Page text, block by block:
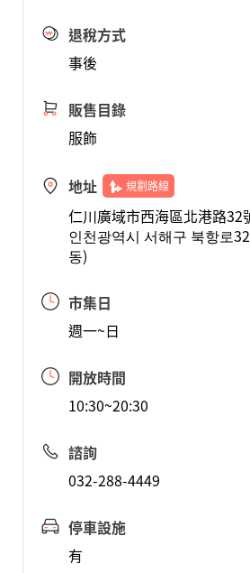
退稅方式
事後
販售目錄
服飾
地址 規劃路線
仁川廣域市西海區北港路32
인천광역시 서해구 북항로
동)
市集日
週一~日
開放時間
10:30~20:30
諮詢
032-288-4449
停車設施
有